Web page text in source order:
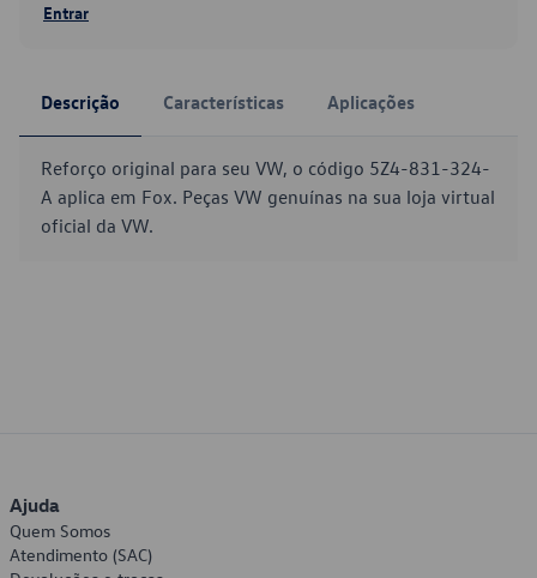
Entrar
Descrição Características Aplicações
Reforço original para seu VW, o código 5Z4-831-324-
A aplica em Fox. Peças VW genuínas na sua loja virtual
oficial da VW.
Ajuda
Quem Somos
Atendimento (SAC)